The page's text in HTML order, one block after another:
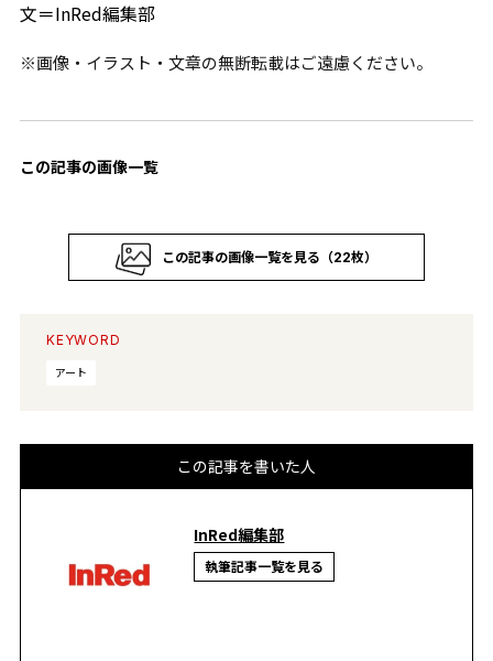
文＝InRed編集部
※画像・イラスト・文章の無断転載はご遠慮ください。
この記事の画像一覧
この記事の画像一覧を見る（22枚）
KEYWORD
アート
この記事を書いた人
InRed編集部
執筆記事一覧を見る